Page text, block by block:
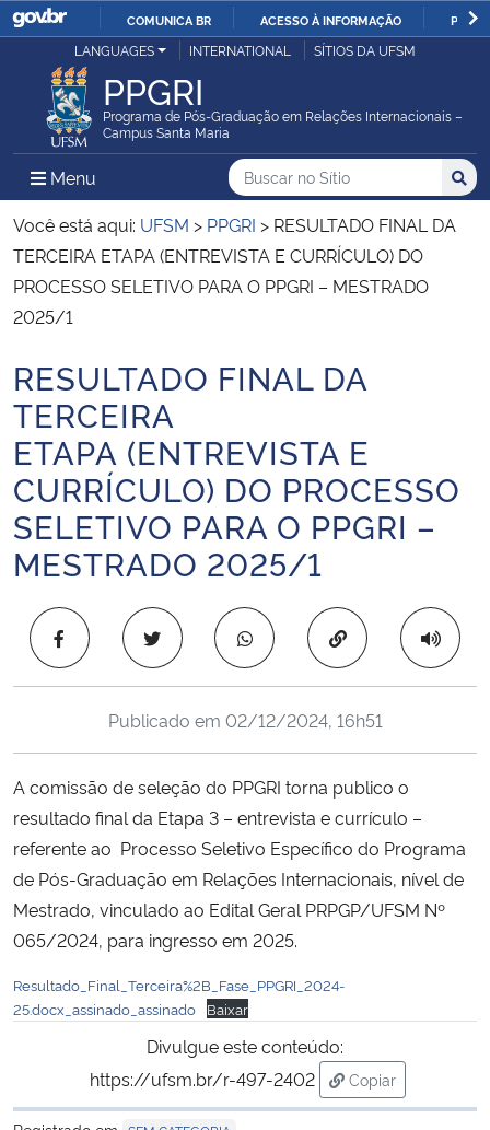
IR
O
COMUNICA BR ACESSO À INFORMAÇÃO
Ministério da Justiça e Segurança Pública
Ministério da Defesa
Ministério das Relações Exteriores
Ministério da Economia
Ministério da Agricultura, Pecuária e Abastecimento
Ministério da Educação
Ministério da Cidadania
Ministério da Saúde
Ministério de Minas e Energia
Ministério da Ciência, Tecnologia, Inovações e Comunicações
Ministério do Turismo
Ministério do Desenvolvimento Regional
Controladoria-Geral da União
Secretaria de Governo
LANGUAGES INTERNATIONAL SÍTIOS DA UFSM
PPGRI
Programa de Pós-Graduação em Relações Internacionais –
Campus Santa Maria
Menu Menu Principal do Sítio
Busca
Buscar no no Sítio
Busca:
Você está aqui: UFSM > PPGRI > RESULTADO FINAL DA
TERCEIRA ETAPA (ENTREVISTA E CURRÍCULO) DO
PROCESSO SELETIVO PARA O PPGRI – MESTRADO
2025/1
Início do conteúdo
RESULTADO FINAL DA
TERCEIRA
ETAPA (ENTREVISTA E
CURRÍCULO) DO PROCESSO
SELETIVO PARA O PPGRI –
MESTRADO 2025/1
Copiar para área
Publicado em 02/12/2024, 16h51
A comissão de seleção do PPGRI torna publico o
resultado final da Etapa 3 – entrevista e currículo –
referente ao Processo Seletivo Específico do Programa
de Pós-Graduação em Relações Internacionais, nível de
Mestrado, vinculado ao Edital Geral PRPGP/UFSM Nº
065/2024, para ingresso em 2025.
Resultado_Final_Terceira%2B_Fase_PPGRI_2024-
25.docx_assinado_assinado
Baixar
Divulgue este conteúdo:
https://ufsm.br/r-497-2402
Copiar
para área de